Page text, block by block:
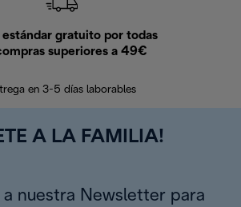
estándar gratuito por todas
superiores a 49€
en 3-5 días laborables
A LA FAMILIA!
a nuestra Newsletter para